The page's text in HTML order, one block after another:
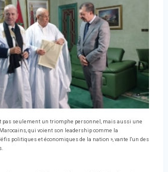
pas seulement un triomphe personnel, mais aussi une
qui voient son leadership comme la
politiques et économiques de la nation », vante l'un des